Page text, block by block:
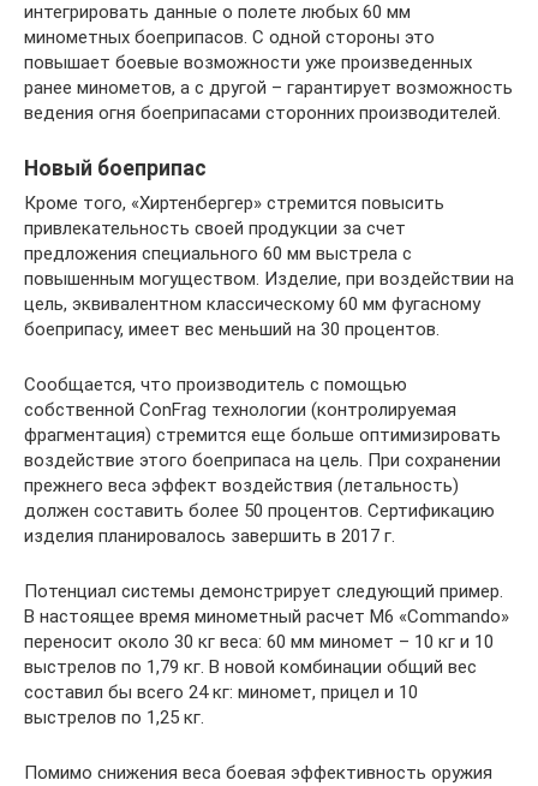
интегрировать данные о полете любых 60 мм
минометных боеприпасов. С одной стороны это
повышает боевые возможности уже произведенных
ранее минометов, а с другой – гарантирует возможность
ведения огня боеприпасами сторонних производителей.
Новый боеприпас
Кроме того, «Хиртенбергер» стремится повысить
привлекательность своей продукции за счет
предложения специального 60 мм выстрела с
повышенным могуществом. Изделие, при воздействии на
цель, эквивалентном классическому 60 мм фугасному
боеприпасу, имеет вес меньший на 30 процентов.
Сообщается, что производитель с помощью
собственной ConFrag технологии (контролируемая
фрагментация) стремится еще больше оптимизировать
воздействие этого боеприпаса на цель. При сохранении
прежнего веса эффект воздействия (летальность)
должен составить более 50 процентов. Сертификацию
изделия планировалось завершить в 2017 г.
Потенциал системы демонстрирует следующий пример.
В настоящее время минометный расчет М6 «Commando»
переносит около 30 кг веса: 60 мм миномет – 10 кг и 10
выстрелов по 1,79 кг. В новой комбинации общий вес
составил бы всего 24 кг: миномет, прицел и 10
выстрелов по 1,25 кг.
Помимо снижения веса боевая эффективность оружия